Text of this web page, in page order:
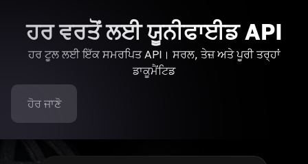
ਹਰ ਵਰਤੋਂ ਲਈ ਯੂਨੀਫਾਈਡ API
ਹਰ ਟੂਲ ਲਈ ਇੱਕ ਸਮਰਪਿਤ API। ਸਰਲ, ਤੇਜ਼ ਅਤੇ ਪੂਰੀ ਤਰ੍ਹਾਂ
ਡਾਕੂਮੈਂਟਿਡ
ਹੋਰ ਜਾਣੋ